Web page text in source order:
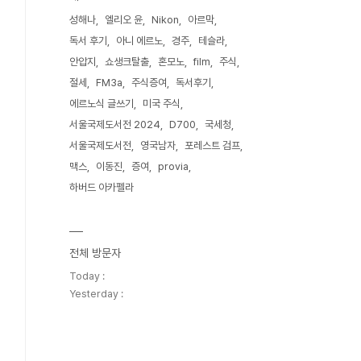
성해나 엘리오 윤 Nikon
아르막
독서 후기
아니 에르노 경주
테슬라
안압지
쇼생크탈출 혼모노 film
주식
절세
FM3a 주식증여
독서후기
에르노식 글쓰기
미국 주식
서울국제도서전 2024
D700
국세청
서울국제도서전
영국남자
포레스트 검프
맥스
이동진 증여
provia
하버드 아카펠라
전체 방문자
Today :
Yesterday :